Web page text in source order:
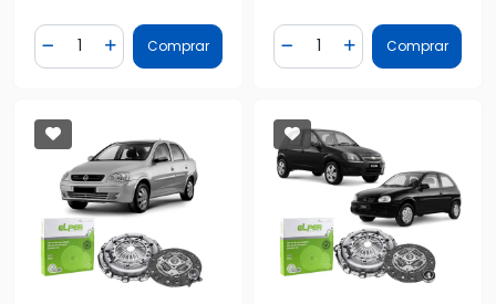
Diminuir Quantidade
Quantidade
Adicionar Quantidade
Comprar Diminuir Quantidade
Quantidade
AdicionarComprar